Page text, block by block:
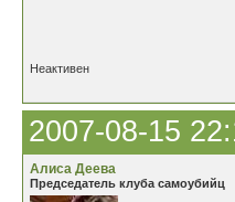
Неактивен
2007-08-15
Алиса Деева
Председатель клуба самоубийц